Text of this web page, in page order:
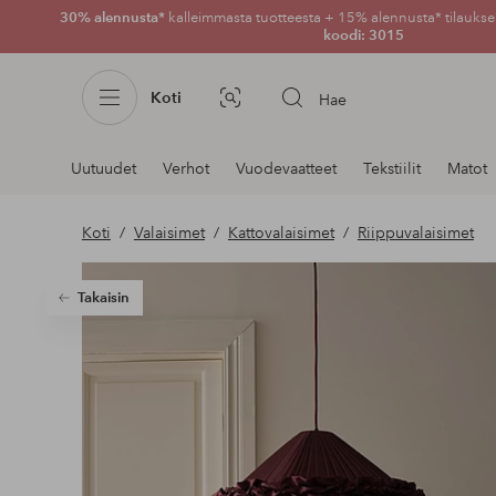
30% alennusta* kalleimmasta tuotteesta + 15% alennusta*
koodi: 3015
Koti Kuvahaku Hae
Navigointi
osastoilla
Uutuudet Verhot Vuodevaatteet Tekstiilit Matot
Koti Valaisimet Kattovalaisimet Riippuvalaisimet
Takaisin